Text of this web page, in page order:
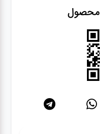
محصول